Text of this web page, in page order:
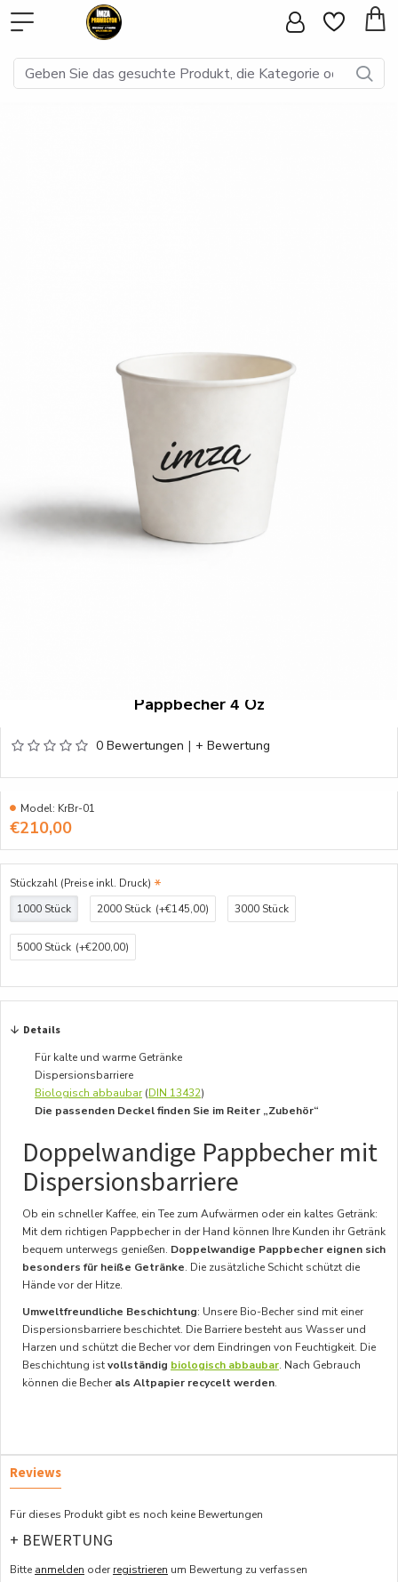
Pappbecher 4 Oz
0 Bewertungen | + Bewertung
€210,00
Model: KrBr-01
Stückzahl (Preise inkl. Druck)
1000 Stück
2000 Stück (+€145,00) 3000 Stück
5000 Stück (+€200,00)
Details
Für kalte und warme Getränke
Dispersionsbarriere
Biologisch abbaubar(DIN 13432)
Die passenden Deckel finden Sie im Reiter „Zubehör“
Doppelwandige Pappbecher mit
Dispersionsbarriere
Ob ein schneller Kaffee, ein Tee zum Aufwärmen oder ein kaltes Getränk:
Mit dem richtigen Pappbecher in der Hand können Ihre Kunden ihr Getränk
bequem unterwegs genießen. Doppelwandige Pappbecher eignen sich
besonders für heiße Getränke. Die zusätzliche Schicht schützt die
Hände vor der Hitze.
Umweltfreundliche Beschichtung: Unsere Bio-Becher sind mit einer
Dispersionsbarriere beschichtet. Die Barriere besteht aus Wasser und
Harzen und schützt die Becher vor dem Eindringen von Feuchtigkeit. Die
Beschichtung istvollständig biologisch abbaubar. Nach Gebrauch
können die Becherals Altpapier recycelt werden.
Reviews
Für dieses Produkt gibt es noch keine Bewertungen
+ BEWERTUNG
Bitte anmelden oderregistrieren um Bewertung zu verfassen